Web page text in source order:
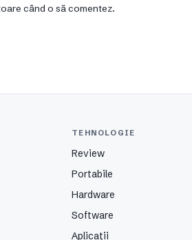
când o să comentez.
TEHNOLOGIE
Review
Portabile
Hardware
Software
Aplicații